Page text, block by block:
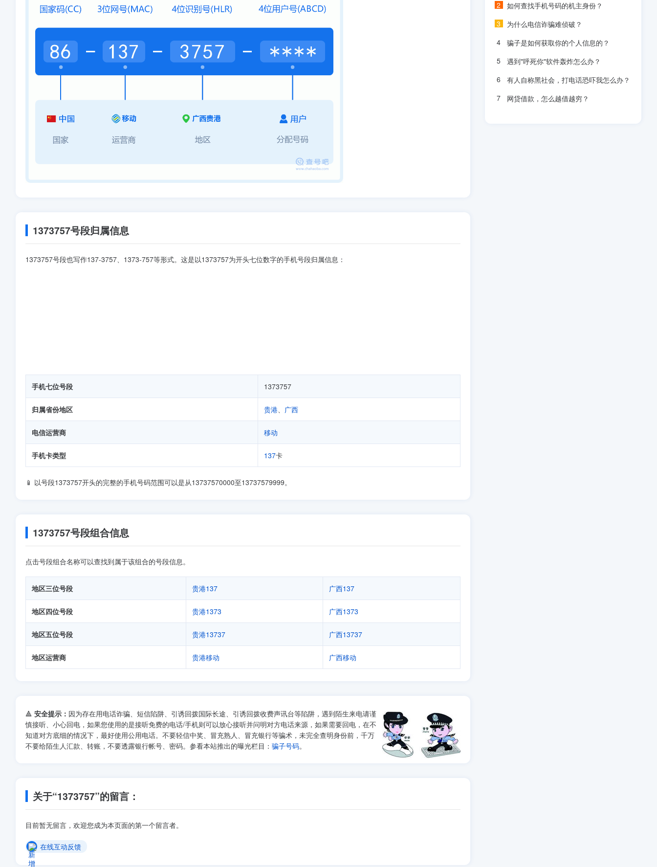
1373757号段归属信息
1373757号段也写作137-3757、1373-757等形式。这是以1373757为开头七位数字的手机号段归属信息：
手机七位号段 1373757
归属省份地区 贵港、 广西
电信运营商 移动
手机卡类型 137卡
📱 以号段1373757开头的完整的手机号码范围可以是从13737570000至13737579999。
1373757号段组合信息
点击号段组合名称可以查找到属于该组合的号段信息。
地区三位号段 贵港137 广西137
地区四位号段 贵港1373 广西1373
地区五位号段 贵港13737 广西13737
地区运营商 贵港移动 广西移动
🔺 安全提示： 因为存在用电话诈骗、短信陷阱、引诱回拨国际长途、引诱回拨收费声讯台等陷阱，遇到陌生来电请谨
慎接听、小心回电，如果您使用的是接听免费的电话/手机则可以放心接听并问明对方电话来源，如果需要回电，在不
知道对方底细的情况下，最好使用公用电话。不要轻信中奖、冒充熟人、冒充银行等骗术，未完全查明身份前，千万
不要给陌生人汇款、转账，不要透露银行帐号、密码。参看本站推出的曝光栏目： 骗子号码。
关于“1373757”的留言：
目前暂无留言，欢迎您成为本页面的第一个留言者。
在线互动反馈
如何查找手机号码的机主身份？
为什么电信诈骗难侦破？
骗子是如何获取你的个人信息的？
遇到"呼死你"软件轰炸怎么办？
有人自称黑社会，打电话恐吓我怎么办？
网贷借款，怎么越借越穷？